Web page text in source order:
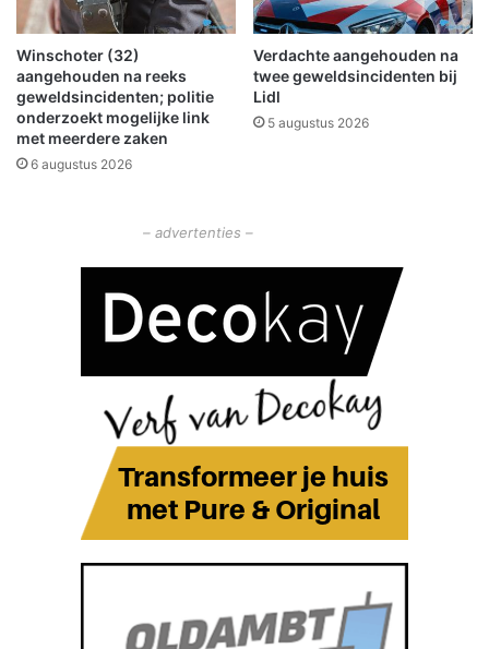
e
m
d
a
e
n
M
d
a
g
k
u
n
n
Winschoter (32)
aangehouden na reeks
geweldsincidenten; politie
onderzoekt mogelijke link
met meerdere zaken
6 augustus 2026
Verdachte aangehouden na
twee geweldsincidenten bij
Lidl
5 augustus 2026
– advertenties –